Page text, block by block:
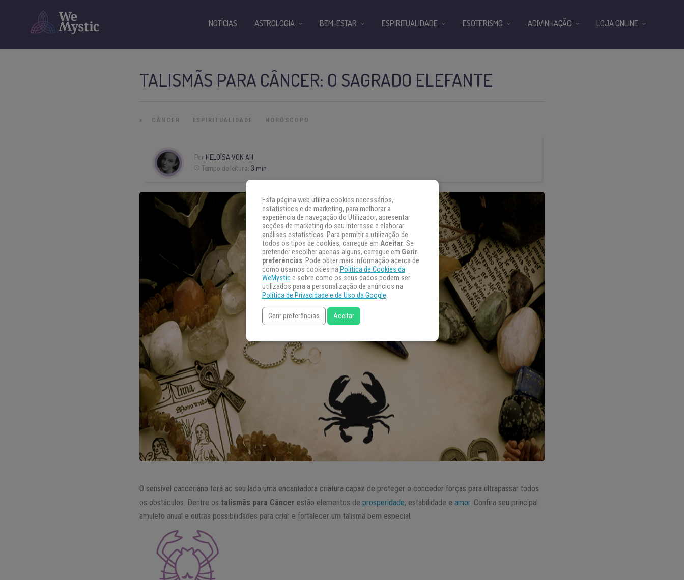
TALISMÃS PARA CÂNCER: O SAGRADO ELEFANTE
» CÂNCER ESPIRITUALIDADE HORÓSCOPO
Por HELOÍSA VON AH
Tempo de leitura:3 min
O sensível canceriano terá ao seu lado uma encantadora criatura capaz de proteger e conceder forças para ultrapassar todos
os obstáculos. Dentre os talismãs para Câncer estão elementos deprosperidade, estabilidade eamor. Confira seu principal
amuleto anual e outras possibilidades para criar e fortalecer um talismã bem especial.
NOTÍCIAS ASTROLOGIA BEM-ESTAR ESPIRITUALIDADE ESOTERISMO ADIVINHAÇÃO LOJA ONLINE
Esta página web utiliza cookies necessários,
estatísticos e de marketing, para melhorar a
experiência de navegação do Utilizador, apresentar
acções de marketing do seu interesse e elaborar
análises estatísticas. Para permitir a utilização de
todos os tipos de cookies, carregue em Aceitar. Se
pretender escolher apenas alguns, carregue em Gerir
preferências. Pode obter mais informação acerca de
como usamos cookies na Política de Cookies da
WeMystice sobre como os seus dados podem ser
utilizados para a personalização de anúncios na
Política de Privacidade e de Uso da Google.
Gerir preferências Aceitar